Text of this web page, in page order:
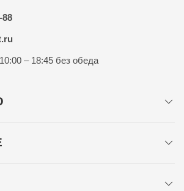
88
10:00 – 18:45 без обеда